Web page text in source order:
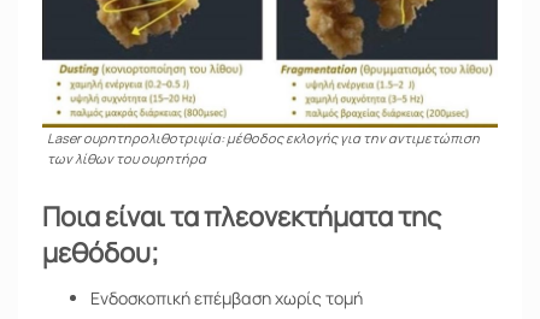
Laser ουρητηρολιθοτριψία: μέθοδος εκλογής για την αντιμετώπιση
των λίθων του ουρητήρα
Ποια είναι τα πλεονεκτήματα της
μεθόδου;
Ενδοσκοπική επέμβαση χωρίς τομή